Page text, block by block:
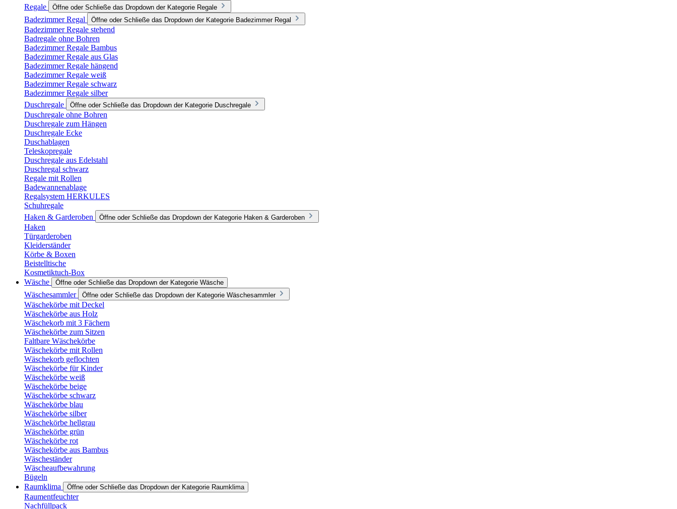
Regale Öffne oder Schließe das Dropdown der Kategorie Regale
Badezimmer Regal Öffne oder Schließe das Dropdown der Kategorie Badezimmer Regal
Badezimmer Regale stehend
Badregale ohne Bohren
Badezimmer Regale Bambus
Badezimmer Regale aus Glas
Badezimmer Regale hängend
Badezimmer Regale weiß
Badezimmer Regale schwarz
Badezimmer Regale silber
Duschregale
Öffne oder Schließe das Dropdown der Kategorie Duschregale
Duschregale ohne Bohren
Duschregale zum Hängen
Duschregale Ecke
Duschablagen
Teleskopregale
Duschregale aus Edelstahl
Duschregal schwarz
Regale mit Rollen
Badewannenablage
Regalsystem HERKULES
Schuhregale
Haken & Garderoben
Öffne oder Schließe das Dropdown der Kategorie Haken & Garderoben
Haken
Türgarderoben
Kleiderständer
Körbe & Boxen
Beistelltische
Kosmetiktuch-Box
Wäsche
Öffne oder Schließe das Dropdown der Kategorie Wäsche
Wäschesammler Öffne oder Schließe das Dropdown der Kategorie Wäschesammler
Wäschekörbe mit Deckel
Wäschekörbe aus Holz
Wäschekorb mit 3 Fächern
Wäschekörbe zum Sitzen
Faltbare Wäschekörbe
Wäschekörbe mit Rollen
Wäschekorb geflochten
Wäschekörbe für Kinder
Wäschekörbe weiß
Wäschekörbe beige
Wäschekörbe schwarz
Wäschekörbe blau
Wäschekörbe silber
Wäschekörbe hellgrau
Wäschekörbe grün
Wäschekörbe rot
Wäschekörbe aus Bambus
Wäscheständer
Wäscheaufbewahrung
Bügeln
Raumklima
Öffne oder Schließe das Dropdown der Kategorie Raumklima
Raumentfeuchter
Nachfüllpack